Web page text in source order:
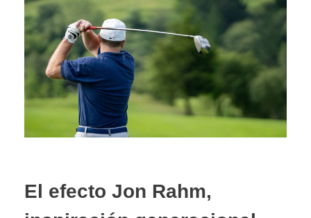
El efecto Jon Rahm,